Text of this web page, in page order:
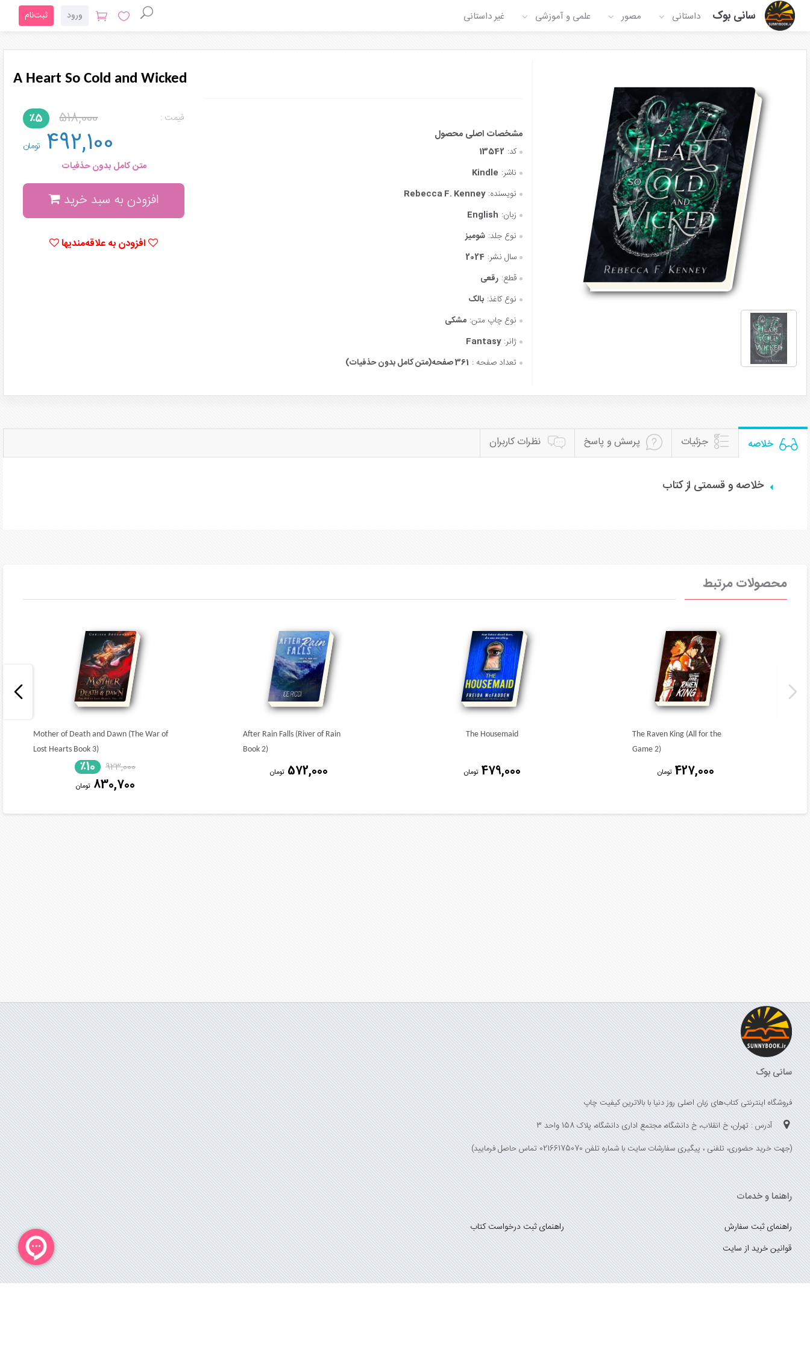
سانی بوک داستانی مصور علمی و آموزشی غیر داستانی ورود ثبت‌نام
A Heart So Cold and Wicked
کد: 13542
ناشر: Kindle
نویسنده: Rebecca F. Kenney
زبان: English
نوع جلد: شومیز
سال نشر: 2024
قطع: رقعی
نوع کاغذ: بالک
نوع چاپ متن: مشکی
ژانر: Fantasy
تعداد صفحه : 361 صفحه(متن کامل بدون حذفیات)
قیمت : 518,000 ٪5
492,100 تومان
متن کامل بدون حذفیات
افزودن به سبد خرید
افزودن به علاقه‌مندیها
خلاصه جزئیات پرسش و پاسخ نظرات کاربران
خلاصه و قسمتی از کتاب
محصولات مرتبط
The Raven King (All for the
Game 2)
427,000 تومان
The Housemaid
479,000 تومان
After Rain Falls (River of Rain
Book 2)
572,000 تومان
Mother of Death and Dawn (The War of
Lost Hearts Book 3)
923,000
٪10
830,700 تومان
سانی بوک
فروشگاه اینترنتی کتاب‌های زبان اصلی روز دنیا با بالاترین کیفیت چاپ
آدرس : تهران، خ انقلاب، خ دانشگاه، مجتمع اداری دانشگاه، پلاک 158 واحد 3
(جهت خرید حضوری، تلفنی ، پیگیری سفارشات سایت با شماره تلفن 02166175070 تماس حاصل فرمایید)
راهنما و خدمات
راهنمای ثبت سفارش
راهنمای ثبت درخواست کتاب
قوانین خرید از سایت
_